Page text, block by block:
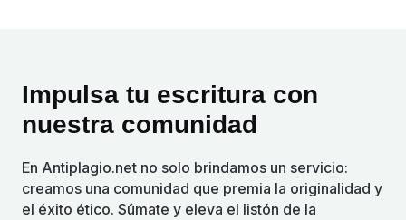
Impulsa tu escritura con
nuestra comunidad
En Antiplagio.net no solo brindamos un servicio:
creamos una comunidad que premia la originalidad y
el éxito ético. Súmate y eleva el listón de la